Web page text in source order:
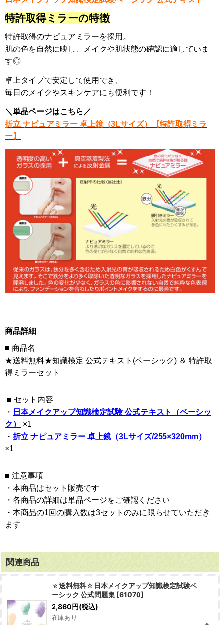
特許取得ミラーの特徴
特許取得のナピュアミラーを採用。
肌の色を自然に映し、メイクや肌状態の確認に適していま
す◎
卓上タイプで安定して使用でき、
毎日のメイクやスキンケアにも便利です！
＼単品ページはこちら／
折立 ナピュアミラー 卓上鏡（3Lサイズ）【特許取得ミラ
ー】
商品詳細
■ 商品名
★送料無料★知識検定 公式テキスト(ベーシック) ＆ 特許取
得ミラーセット
■ セット内容
・ 日本メイクアップ知識検定試験 公式テキスト（ベーシッ
ク）
×1
・ 折立 ナピュアミラー 卓上鏡（3Lサイズ/255×320mm）
×1
■ 注意事項
・本商品はセット販売です
・各商品の詳細は単品ページをご確認ください
・本商品の1回の購入数は3セットのみに限らせていただき
ます
関連商品
☆送料無料☆日本メイクアップ知識検定試験ベ
ーシック 公式問題集 [61070]
2,860円(税込)
在庫あり